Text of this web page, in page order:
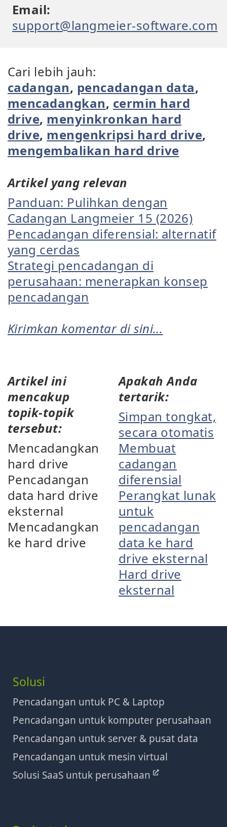
Email:
support@langmeier-software.com
Cari lebih jauh:
cadangan, pencadangan data,
mencadangkan, cermin hard
drive, menyinkronkan hard
drive, mengenkripsi hard drive,
mengembalikan hard drive
Artikel yang relevan
Panduan: Pulihkan dengan
Cadangan Langmeier 15 (2026)
Pencadangan diferensial: alternatif
yang cerdas
Strategi pencadangan di
perusahaan: menerapkan konsep
pencadangan
Kirimkan komentar di sini...
Artikel ini
mencakup
topik-topik
tersebut:
Mencadangkan
hard drive
Pencadangan
data hard drive
eksternal
Mencadangkan
ke hard drive
Apakah Anda
tertarik:
Simpan tongkat,
secara otomatis
Membuat
cadangan
diferensial
Perangkat lunak
untuk
pencadangan
data ke hard
drive eksternal
Hard drive
eksternal
Solusi
Pencadangan untuk PC & Laptop
Pencadangan untuk komputer perusahaan
Pencadangan untuk server & pusat data
Pencadangan untuk mesin virtual
Solusi SaaS untuk perusahaan